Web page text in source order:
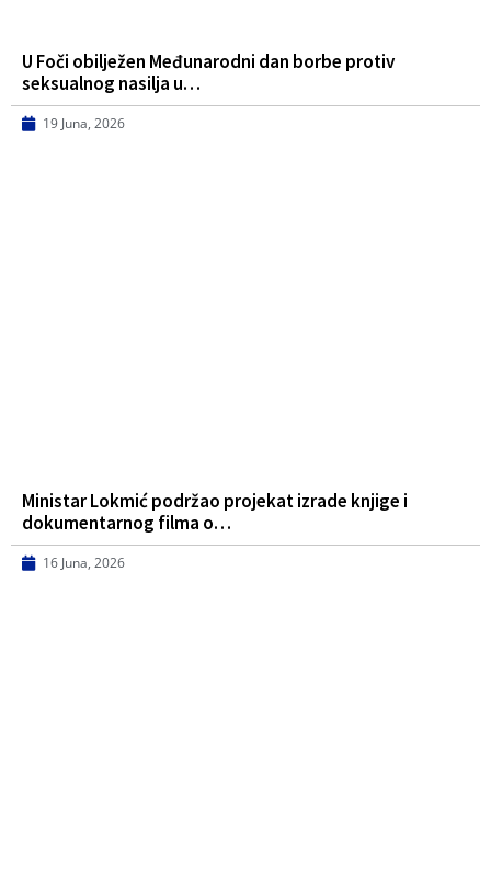
U Foči obilježen Međunarodni dan borbe protiv
seksualnog nasilja u…
19 Juna, 2026
Ministar Lokmić podržao projekat izrade knjige i
dokumentarnog filma o…
16 Juna, 2026